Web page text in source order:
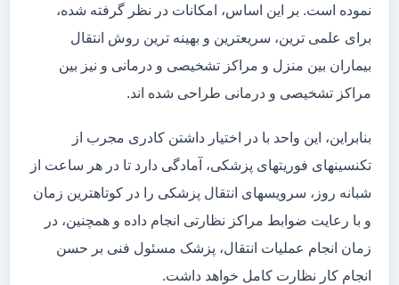
نموده است. بر این اساس، امکانات در نظر گرفته شده،
برای علمی ترین، سریعترین و بهینه ترین روش انتقال
بیماران بین منزل و مراکز تشخیصی و درمانی و نیز بین
مراکز تشخیصی و درمانی طراحی شده اند.
بنابراین، این واحد با در اختیار داشتن کادری مجرب از
تکنسینهای فوریتهای پزشکی، آمادگی دارد تا در هر ساعت از
شبانه روز، سرویسهای انتقال پزشکی را در کوتاهترین زمان
و با رعایت ضوابط مراکز نظارتی انجام داده و همچنین، در
زمان انجام عملیات انتقال، پزشک مسئول فنی بر حسن
انجام کار نظارت کامل خواهد داشت.